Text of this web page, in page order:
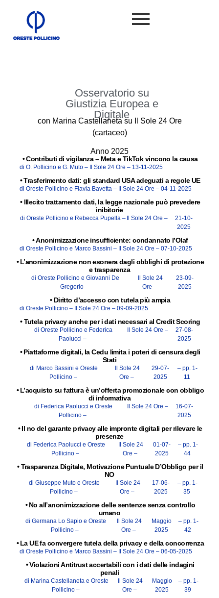
Osservatorio su
Giustizia Europea e
Digitale
con Marina Castellaneta su Il Sole 24 Ore
(cartaceo)
Anno 2025
•Contributi di vigilanza – Meta e TikTok vincono la causa
di O. Pollicino e G. Muto – Il Sole 24 Ore – 13-11-2025
•Trasferimento dati: gli standard USA adeguati a regole UE
di Oreste Pollicino e Flavia Bavetta – Il Sole 24 Ore – 04-11-2025
• Illecito trattamento dati, la legge nazionale può prevedere
inibitorie
di Oreste Pollicino e Rebecca Pupella – Il Sole 24 Ore –
21-10-
2025
•Anonimizzazione insufficiente: condannato l’Olaf
di Oreste Pollicino e Marco Bassini – Il Sole 24 Ore – 07-10-2025
• L’anonimizzazione non esonera dagli obblighi di protezione
e trasparenza
di Oreste Pollicino e Giovanni De
Gregorio –
Il Sole 24
Ore –
23-09-
2025
• Diritto d’accesso con tutela più ampia
di Oreste Pollicino – Il Sole 24 Ore – 09-09-2025
• Tutela privacy anche per i dati necessari al Credit Scoring
di Oreste Pollicino e Federica
Paolucci –
Il Sole 24 Ore –
27-08-
2025
• Piattaforme digitali, la Cedu limita i poteri di censura degli
Stati
di Marco Bassini e Oreste
Pollicino –
Il Sole 24
Ore –
29-07-
2025
– pp. 1-
11
• L’acquisto su fattura è un’offerta promozionale con obbligo
di informativa
di Federica Paolucci e Oreste
Pollicino –
Il Sole 24 Ore –
16-07-
2025
• Il no del garante privacy alle impronte digitali per rilevare le
presenze
di Federica Paolucci e Oreste
Pollicino –
Il Sole 24
Ore –
01-07-
2025
– pp. 1-
44
• Trasparenza Digitale, Motivazione Puntuale D’Obbligo per il
NO
di Giuseppe Muto e Oreste
Pollicino –
Il Sole 24
Ore –
17-06-
2025
– pp. 1-
35
• No all’anonimizzazione delle sentenze senza controllo
umano
di Germana Lo Sapio e Oreste
Pollicino –
Il Sole 24
Ore –
Maggio
2025
– pp. 1-
42
• La UE fa convergere tutela della privacy e della concorrenza
di Oreste Pollicino e Marco Bassini – Il Sole 24 Ore – 06-05-2025
•Violazioni Antitrust accertabili con i dati delle indagini
penali
di Marina Castellaneta e Oreste
Pollicino –
Il Sole 24
Ore –
Maggio
2025
– pp. 1-
39